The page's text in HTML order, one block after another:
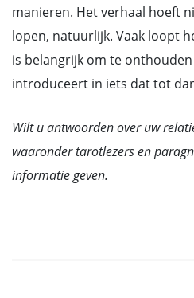
manieren. Het verhaal hoeft
lopen, natuurlijk. Vaak loopt
is belangrijk om te
introduceert in iets dat tot
Wilt u antwoorden over uw
waaronder tarotlezers en
informatie geven.